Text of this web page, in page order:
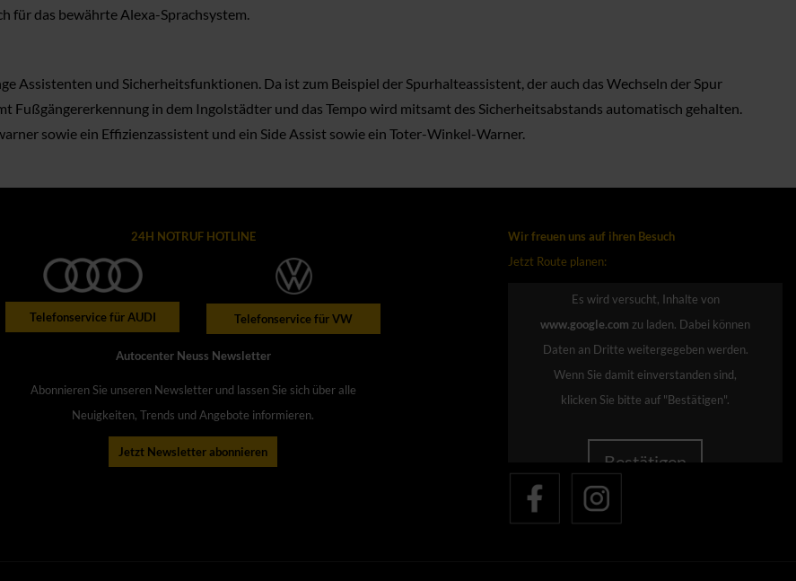
für das bewährte Alexa-Sprachsystem.
Assistenten und Sicherheitsfunktionen. Da ist zum Beispiel der Spurhalteassistent, der auch das Wechseln der Spur
in dem Ingolstädter und das Tempo wird mitsamt des Sicherheitsabstands automatisch gehalten.
sowie ein Effizienzassistent und ein Side Assist sowie ein Toter-Winkel-Warner.
24H NOTRUF HOTLINE
Telefonservice für AUDI Telefonservice für VW
Autocenter Neuss Newsletter
Abonnieren Sie unseren Newsletter und lassen Sie sich über alle
Neuigkeiten, Trends und Angebote informieren.
Jetzt Newsletter abonnieren
Wir freuen uns auf ihren Besuch
Jetzt Route planen:
www.google.com zu laden. Dabei können
Daten an Dritte weitergegeben werden.
Wenn Sie damit einverstanden sind,
klicken Sie bitte auf "Bestätigen".
Bestätigen